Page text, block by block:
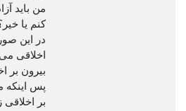
من باید
کنم یا
در این
اخلاقی
بیرون بر
پس اینکه
بر